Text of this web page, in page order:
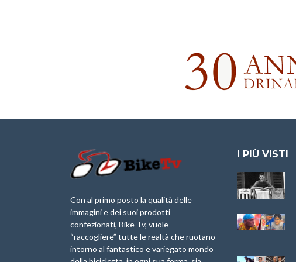
Con al primo posto la qualità delle
immagini e dei suoi prodotti
confezionati, Bike Tv, vuole
“raccogliere” tutte le realtà che ruotano
intorno al fantastico e variegato mondo
I PIÙ VISTI
Briko Torino – 11
Maggio 2025 – r
Marathon 2025”
Borghi&Castelli” –
Anteprima